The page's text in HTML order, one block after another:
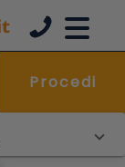
Procedi